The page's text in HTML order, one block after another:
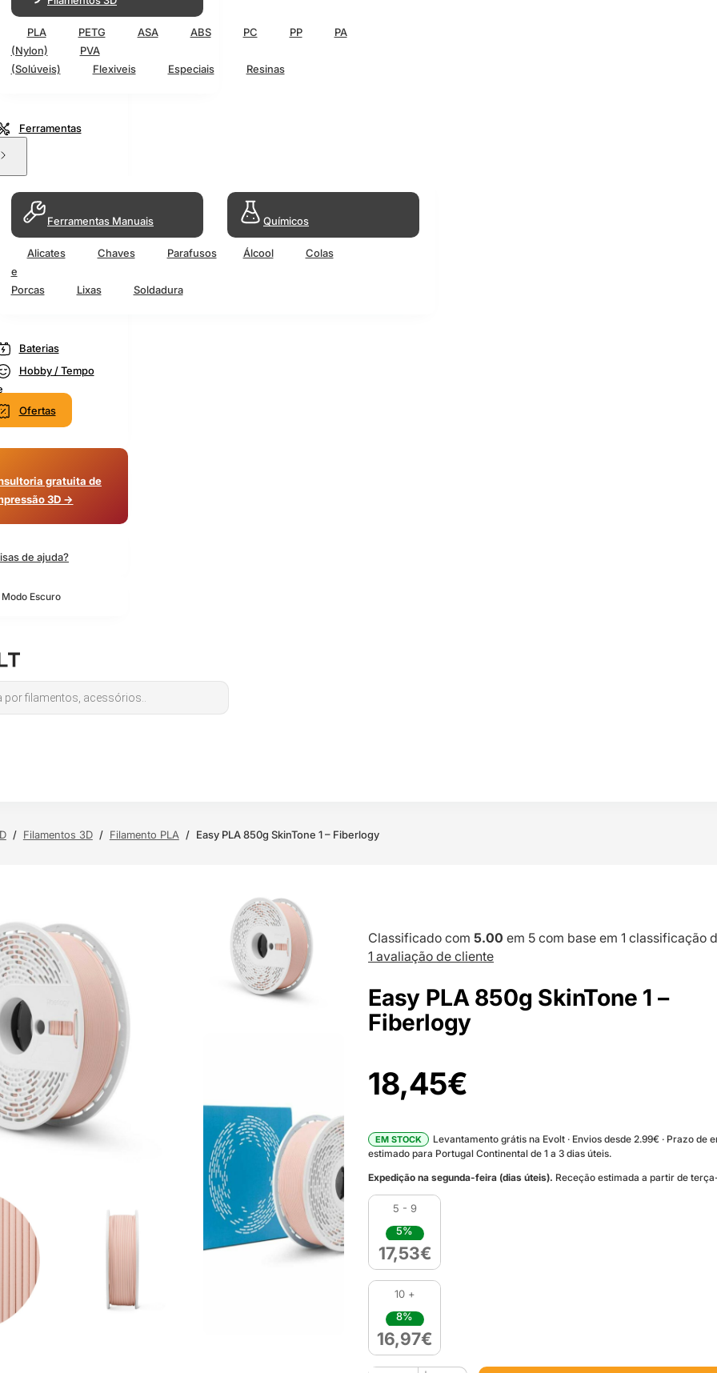
PLA PETG ASA ABS PC PP
PA
(Nylon)
PVA
(Solúveis)
Flexiveis Especiais Resinas
Ferramentas
Ferramentas Manuais
Alicates Chaves
Parafusos
e
Porcas
Lixas Soldadura
Químicos
Álcool Colas
Baterias
Hobby / Tempo
Ofertas
gratuita de
3D →
de ajuda?
Escuro
/ Filamentos 3D / Filamento PLA / Easy PLA 850g SkinTone 1 – Fiberlogy
Classificado com 5.00 em 5 com base em 1 classificação
1 avaliação de cliente
Easy PLA 850g SkinTone 1 –
Fiberlogy
18,45€
EM STOCK
Levantamento grátis na Evolt · Envios desde 2.99€ · Prazo de
estimado para Portugal Continental de 1 a 3 dias úteis.
Expedição na segunda-feira (dias úteis). Receção estimada a partir de
5 - 9
5%
17,53€
10 +
8%
16,97€